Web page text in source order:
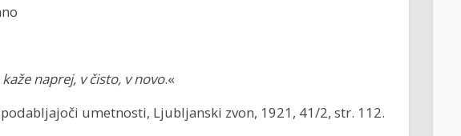
naprej, v čisto, v novo.«
umetnosti, Ljubljanski zvon, 1921, 41/2, str. 112.